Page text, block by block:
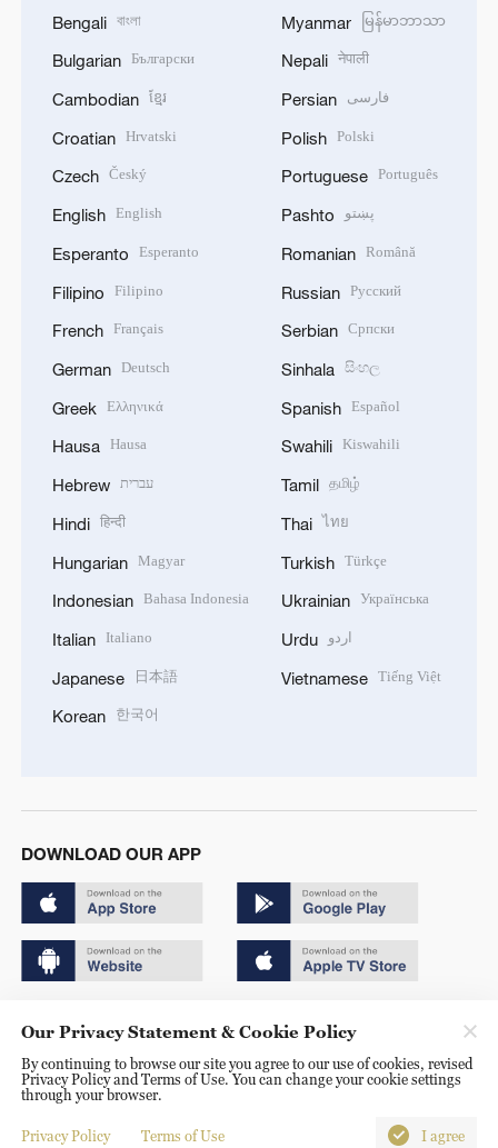
Bengali বাংলা
Bulgarian Български
Cambodian ខ្មែរ
Croatian Hrvatski
Czech Český
English English
Esperanto Esperanto
Filipino Filipino
French Français
German Deutsch
Greek Ελληνικά
Hausa Hausa
Hebrew עברית
Hindi हिन्दी
Hungarian Magyar
Indonesian Bahasa Indonesia
Italian Italiano
Japanese 日本語
Korean 한국어
Myanmar မြန်မာဘာသာ
Nepali नेपाली
Persian فارسی
Polish Polski
Portuguese Português
Pashto پښتو
Romanian Română
Russian Русский
Serbian Српски
Sinhala සිංහල
Spanish Español
Swahili Kiswahili
Tamil தமிழ்
Thai ไทย
Turkish Türkçe
Ukrainian Українська
Urdu اردو
Vietnamese Tiếng Việt
DOWNLOAD OUR APP
京ICP备20000184号
京公网安备 11010502050052号
Disinformation report hotline: 010-85061466
Our Privacy Statement & Cookie Policy
By continuing to browse our site you agree to our use of cookies, revised
Privacy Policy and Terms of Use. You can change your cookie settings
through your browser.
Privacy Policy Terms of Use I agree